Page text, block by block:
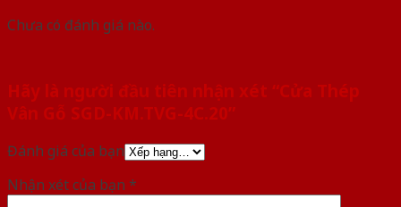
Chưa có đánh giá nào.
Hãy là người đầu tiên nhận xét “Cửa Thép
Vân Gỗ SGD-KM.TVG-4C.20”
Đánh giá của bạn
Nhận xét của bạn *